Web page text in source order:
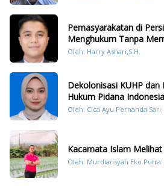
Pemasyarakatan di
Menghukum Tanpa
Oleh: Harry Ashari,S.H.
Dekolonisasi KUHP
Hukum Pidana Indonesia
Oleh: Cica Ayu Pernanda Sari
Kacamata Islam
Oleh: Murdiansyah Eko Putra